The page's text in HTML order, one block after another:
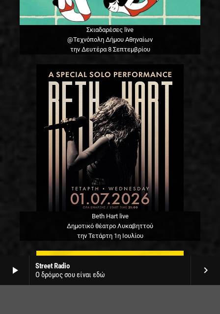
play_arrow
Street Radio
Ο δρόμος σου είναι εδώ
keyboard_arrow_right
Σκιαδαρέσες live
@Τεχνόπολη Δήμου Αθηναίων
την Δευτέρα 8 Σεπτεμβρίου
Beth Hart live
Δημοτικό θέατρο Λυκαβηττού
την Τετάρτη 1η Ιουλίου